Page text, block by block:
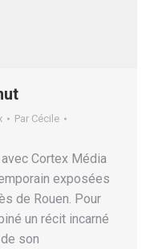
Par Cécile
Cortex Média
exposées
de Rouen. Pour
un récit incarné
son